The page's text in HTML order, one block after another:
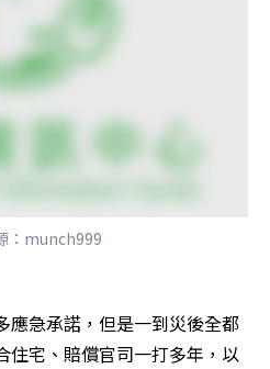
：munch999
應急承諾，但是一到災後全都
住宅、賠償官司一打多年，以